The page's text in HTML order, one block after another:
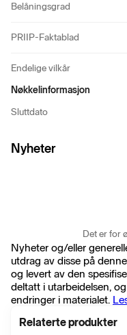
Belåningsgrad
PRIIP-Faktablad
Endelige vilkår
Nøkkelinformasjon
Sluttdato
Nyheter
Det er for
Nyheter og/eller
utdrag av disse på
og levert av den
deltatt i utarbeidelsen,
endringer i materialet.
Relaterte produkter